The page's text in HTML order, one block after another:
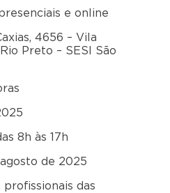
e online
4656 – Vila
Preto – SESI São
8h às 17h
de 2025
profissionais das